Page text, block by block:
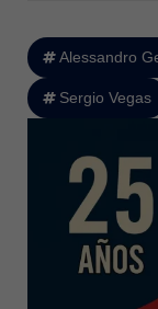
Alessandro
Sergio Vegas